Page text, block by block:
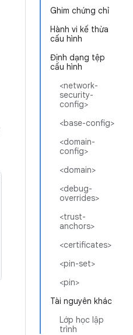
Ghim chứng chỉ
Hành vi kế thừa
cấu hình
Định dạng tệp
cấu hình
<network-
security-
config>
<base-config>
<domain-
config>
<domain>
<debug-
overrides>
<trust-
anchors>
<certificates>
<pin-set>
<pin>
Tài nguyên khác
Lớp học lập
trình